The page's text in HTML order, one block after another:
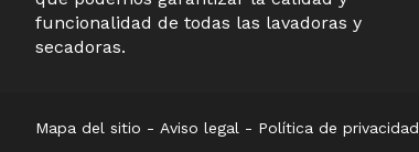
funcionalidad de todas las lavadoras y
secadoras.
Mapa del sitio - Aviso legal - Política de privacidad